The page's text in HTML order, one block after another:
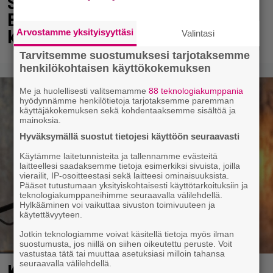
Eput – johan oli taas kielen
käyttöä
Arvostamme yksityisyyttäsi Valintasi
Tarvitsemme suostumuksesi tarjotaksemme
henkilökohtaisen käyttökokemuksen
Me ja huolellisesti valitsemamme88 teknologiakumppania
hyödynnämme henkilötietoja tarjotaksemme paremman
käyttäjäkokemuksen sekä kohdentaaksemme sisältöä ja
mainoksia.
Hyväksymällä suostut tietojesi käyttöön seuraavasti
Käytämme laitetunnisteita ja tallennamme evästeitä
laitteellesi saadaksemme tietoja esimerkiksi sivuista, joilla
vierailit, IP-osoitteestasi sekä laitteesi ominaisuuksista.
Pääset tutustumaan yksityiskohtaisesti käyttötarkoituksiin ja
teknologiakumppaneihimme seuraavalla välilehdellä.
Hylkääminen voi vaikuttaa sivuston toimivuuteen ja
käytettävyyteen.
Jotkin teknologiamme voivat käsitellä tietoja myös ilman
suostumusta, jos niillä on siihen oikeutettu peruste. Voit
vastustaa tätä tai muuttaa asetuksiasi milloin tahansa
seuraavalla välilehdellä.